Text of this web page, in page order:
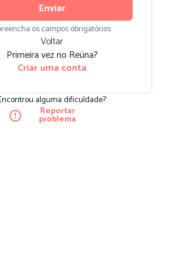
Enviar
os campos obrigatórios
Voltar
Primeira vez no Reúna?
Criar uma conta
alguma dificuldade?
Reportar
problema